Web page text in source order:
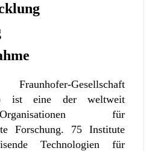
Gesellschaft
ist eine der weltweit
für
Forschung. 75 Institute
Technologien für